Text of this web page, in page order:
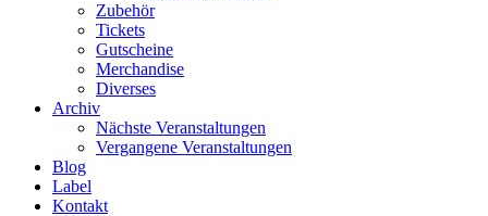
Zubehör
Tickets
Gutscheine
Merchandise
Diverses
Archiv
Nächste Veranstaltungen
Vergangene Veranstaltungen
Blog
Label
Kontakt